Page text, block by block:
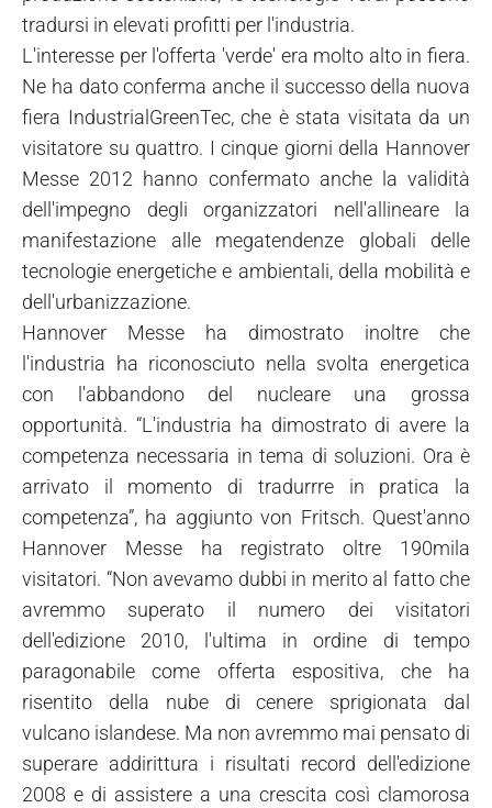
tradursi in elevati profitti per l'industria.
L'interesse per l'offerta 'verde' era molto alto in fiera.
Ne ha dato conferma anche il successo della nuova
fiera IndustrialGreenTec, che è stata visitata da un
visitatore su quattro. I cinque giorni della Hannover
Messe 2012 hanno confermato anche la validità
dell'impegno degli organizzatori nell'allineare la
manifestazione alle megatendenze globali delle
tecnologie energetiche e ambientali, della mobilità e
dell'urbanizzazione.
Hannover Messe ha dimostrato inoltre che
l'industria ha riconosciuto nella svolta energetica
con l'abbandono del nucleare una grossa
opportunità. “L'industria ha dimostrato di avere la
competenza necessaria in tema di soluzioni. Ora è
arrivato il momento di tradurrre in pratica la
competenza”, ha aggiunto von Fritsch. Quest'anno
Hannover Messe ha registrato oltre 190mila
visitatori. “Non avevamo dubbi in merito al fatto che
avremmo superato il numero dei visitatori
dell'edizione 2010, l'ultima in ordine di tempo
paragonabile come offerta espositiva, che ha
risentito della nube di cenere sprigionata dal
vulcano islandese. Ma non avremmo mai pensato di
superare addirittura i risultati record dell'edizione
2008 e di assistere a una crescita così clamorosa